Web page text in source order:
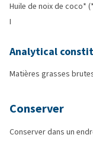
Huile de noix de coco*
I
Analytical
Matières grasses
Conserver
Conserver dans un